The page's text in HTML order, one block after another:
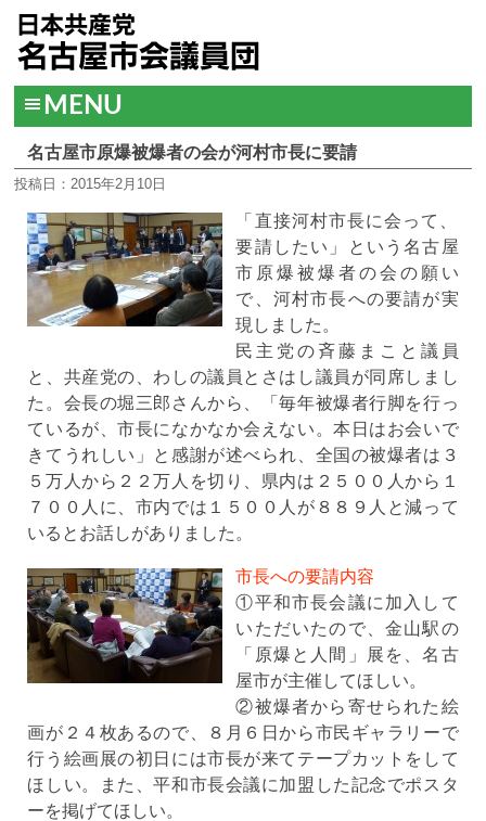
MENU
名古屋市原爆被爆者の会が河村市長に要請
投稿日：2015年2月10日
「直接河村市長に会って、
要請したい」という名古屋
市原爆被爆者の会の願い
で、河村市長への要請が実
現しました。
民主党の斉藤まこと議員
と、共産党の、わしの議員とさはし議員が同席しまし
た。会長の堀三郎さんから、「毎年被爆者行脚を行っ
ているが、市長になかなか会えない。本日はお会いで
きてうれしい」と感謝が述べられ、全国の被爆者は３
５万人から２２万人を切り、県内は２５００人から１
７００人に、市内では１５００人が８８９人と減って
いるとお話しがありました。
市長への要請内容
①平和市長会議に加入して
いただいたので、金山駅の
「原爆と人間」展を、名古
屋市が主催してほしい。
②被爆者から寄せられた絵
画が２４枚あるので、８月６日から市民ギャラリーで
行う絵画展の初日には市長が来てテープカットをして
ほしい。また、平和市長会議に加盟した記念でポスタ
ーを掲げてほしい。